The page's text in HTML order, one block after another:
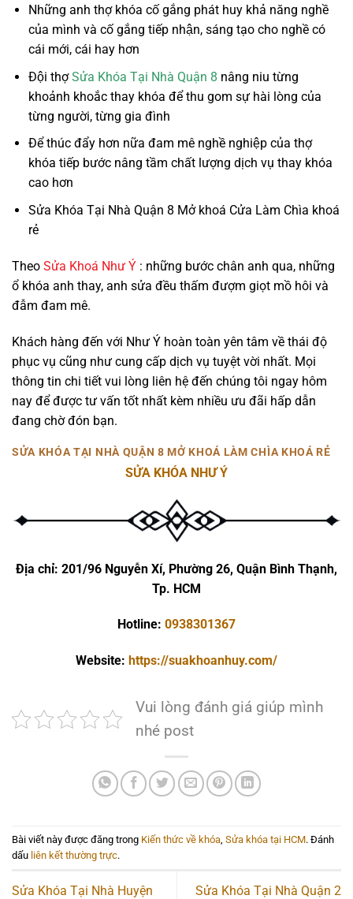
Những anh thợ khóa cố gắng phát huy khả năng nghề
của mình và cố gắng tiếp nhận, sáng tạo cho nghề có
cái mới, cái hay hơn
Đội thợ Sửa Khóa Tại Nhà Quận 8 nâng niu từng
khoảnh khoắc thay khóa để thu gom sự hài lòng của
từng người, từng gia đình
Để thúc đẩy hơn nữa đam mê nghề nghiệp của thợ
khóa tiếp bước nâng tầm chất lượng dịch vụ thay khóa
cao hơn
Sửa Khóa Tại Nhà Quận 8 Mở khoá Cửa Làm Chìa khoá
rẻ
Theo Sửa Khoá Như Ý : những bước chân anh qua, những
ổ khóa anh thay, anh sửa đều thấm đượm giọt mồ hôi và
đẫm đam mê.
Khách hàng đến với Như Ý hoàn toàn yên tâm về thái độ
phục vụ cũng như cung cấp dịch vụ tuyệt vời nhất. Mọi
thông tin chi tiết vui lòng liên hệ đến chúng tôi ngay hôm
nay để được tư vấn tốt nhất kèm nhiều ưu đãi hấp dẫn
đang chờ đón bạn.
SỬA KHÓA TẠI NHÀ QUẬN 8 MỞ KHOÁ LÀM CHÌA KHOÁ RẺ
SỬA KHÓA NHƯ Ý
Địa chỉ: 201/96 Nguyễn Xí, Phường 26, Quận Bình Thạnh,
Tp. HCM
Hotline: 0938301367
Website: https://suakhoanhuy.com/
Vui lòng đánh giá giúp mình
nhé post
Bài viết này được đăng trong Kiến thức về khóa Sửa khóa tại HCM. Đánh
dấu liên kết thường trực.
Sửa Khóa Tại Nhà Huyện
Sửa Khóa Tại Nhà Quận 2